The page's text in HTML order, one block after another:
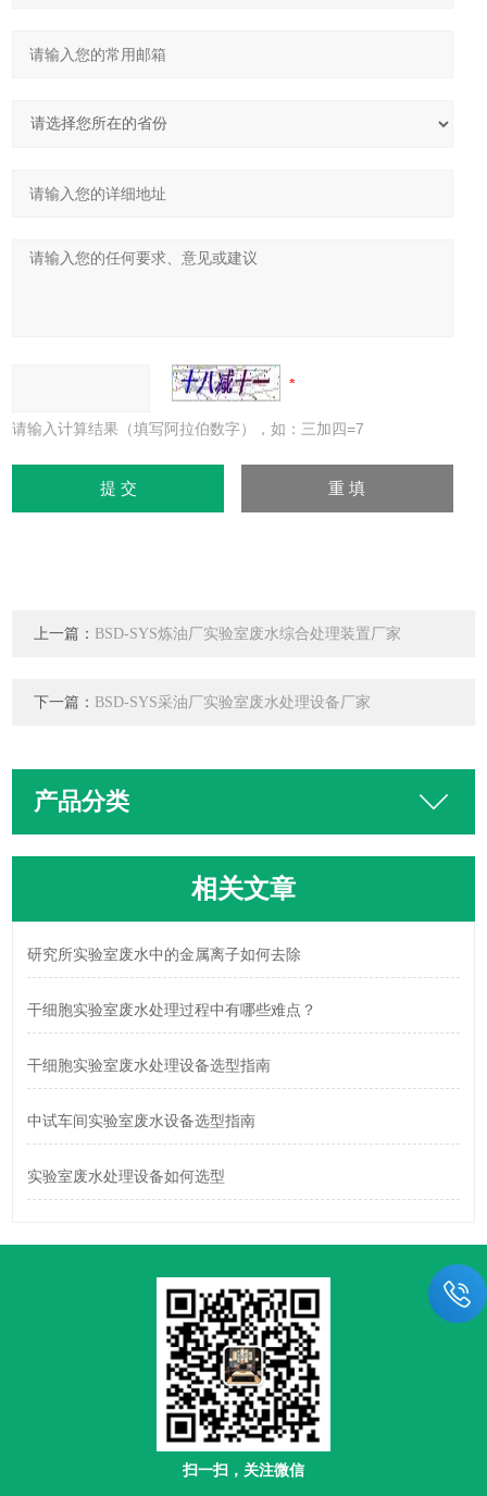
请输入计算结果（填写阿拉伯数字），如：三加四=7
上一篇： BSD-SYS炼油厂实验室废水综合处理装置厂家
下一篇： BSD-SYS采油厂实验室废水处理设备厂家
产品分类
相关文章
研究所实验室废水中的金属离子如何去除
干细胞实验室废水处理过程中有哪些难点？
干细胞实验室废水处理设备选型指南
中试车间实验室废水设备选型指南
实验室废水处理设备如何选型
扫一扫，关注微信